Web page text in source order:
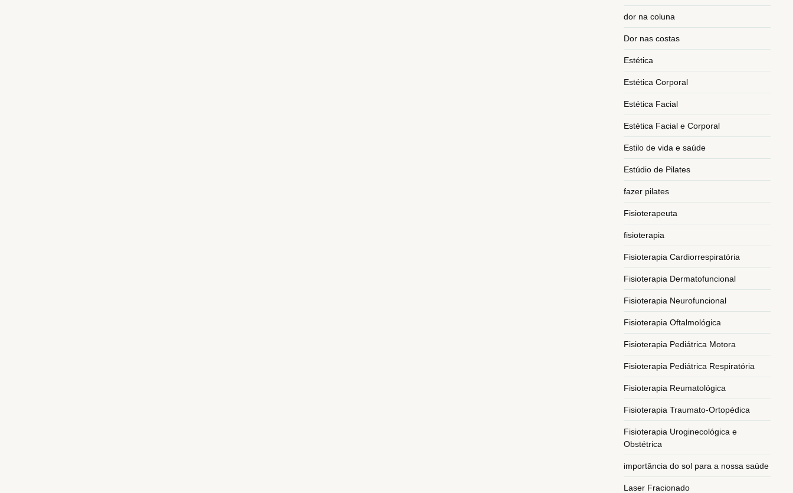
dor na coluna
Dor nas costas
Estética
Estética Corporal
Estética Facial
Estética Facial e Corporal
Estilo de vida e saúde
Estúdio de Pilates
fazer pilates
Fisioterapeuta
fisioterapia
Fisioterapia Cardiorrespiratória
Fisioterapia Dermatofuncional
Fisioterapia Neurofuncional
Fisioterapia Oftalmológica
Fisioterapia Pediátrica Motora
Fisioterapia Pediátrica Respiratória
Fisioterapia Reumatológica
Fisioterapia Traumato-Ortopédica
Fisioterapia Uroginecológica e
Obstétrica
importância do sol para a nossa saúde
Laser Fracionado